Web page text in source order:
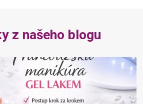
z našeho blogu